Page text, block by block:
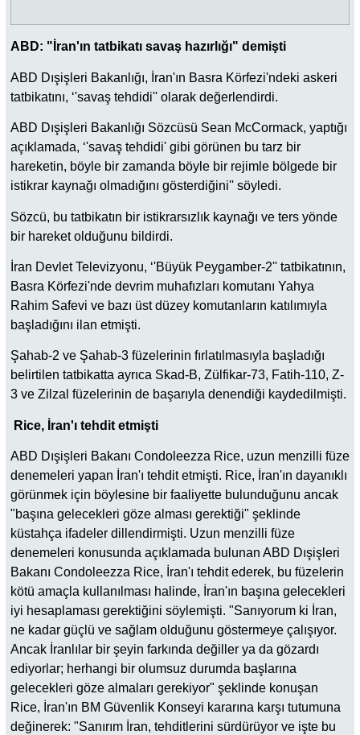
ABD: "İran'ın tatbikatı savaş hazırlığı" demişti
ABD Dışişleri Bakanlığı, İran'ın Basra Körfezi'ndeki askeri
tatbikatını, ‘'savaş tehdidi'' olarak değerlendirdi.
ABD Dışişleri Bakanlığı Sözcüsü Sean McCormack, yaptığı
açıklamada, ‘'savaş tehdidi' gibi görünen bu tarz bir
hareketin, böyle bir zamanda böyle bir rejimle bölgede bir
istikrar kaynağı olmadığını gösterdiğini'' söyledi.
Sözcü, bu tatbikatın bir istikrarsızlık kaynağı ve ters yönde
bir hareket olduğunu bildirdi.
İran Devlet Televizyonu, ‘'Büyük Peygamber-2'' tatbikatının,
Basra Körfezi'nde devrim muhafızları komutanı Yahya
Rahim Safevi ve bazı üst düzey komutanların katılımıyla
başladığını ilan etmişti.
Şahab-2 ve Şahab-3 füzelerinin fırlatılmasıyla başladığı
belirtilen tatbikatta ayrıca Skad-B, Zülfikar-73, Fatih-110, Z-
3 ve Zilzal füzelerinin de başarıyla denendiği kaydedilmişti.
Rice, İran'ı tehdit etmişti
ABD Dışişleri Bakanı Condoleezza Rice, uzun menzilli füze
denemeleri yapan İran'ı tehdit etmişti. Rice, İran'ın dayanıklı
görünmek için böylesine bir faaliyette bulunduğunu ancak
"başına gelecekleri göze alması gerektiği" şeklinde
küstahça ifadeler dillendirmişti. Uzun menzilli füze
denemeleri konusunda açıklamada bulunan ABD Dışişleri
Bakanı Condoleezza Rice, İran'ı tehdit ederek, bu füzelerin
kötü amaçla kullanılması halinde, İran'ın başına gelecekleri
iyi hesaplaması gerektiğini söylemişti. "Sanıyorum ki İran,
ne kadar güçlü ve sağlam olduğunu göstermeye çalışıyor.
Ancak İranlılar bir şeyin farkında değiller ya da gözardı
ediyorlar; herhangi bir olumsuz durumda başlarına
gelecekleri göze almaları gerekiyor" şeklinde konuşan
Rice, İran'ın BM Güvenlik Konseyi kararına karşı tutumuna
değinerek: "Sanırım İran, tehditlerini sürdürüyor ve işte bu